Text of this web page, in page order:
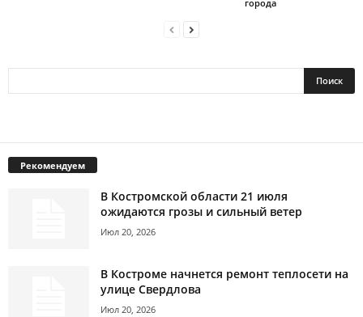
города
Рекомендуем
В Костромской области 21 июля
ожидаются грозы и сильный ветер
Июл 20, 2026
В Костроме начнется ремонт теплосети на
улице Свердлова
Июл 20, 2026